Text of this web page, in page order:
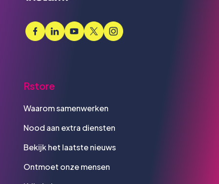
Rstore
Waarom samenwerken
Nood aan extra diensten
Bekijk het laatste nieuws
Ontmoet onze mensen